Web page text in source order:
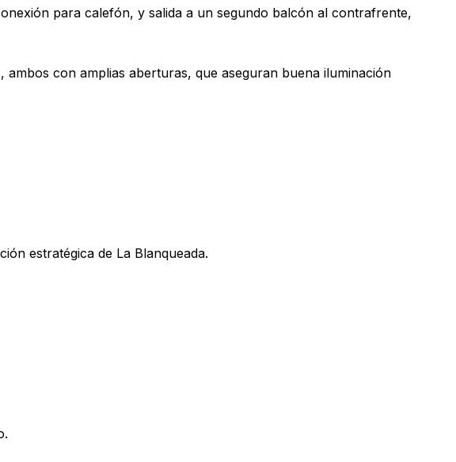
para calefón, y salida a un segundo balcón al contrafrente,
con amplias aberturas, que aseguran buena iluminación
estratégica de La Blanqueada.